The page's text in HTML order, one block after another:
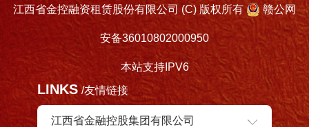
江西省金控融资租赁股份有限公司 (C) 版权所有 赣公网
安备36010802000950
本站支持IPV6
LINKS /友情链接
江西省金融控股集团有限公司